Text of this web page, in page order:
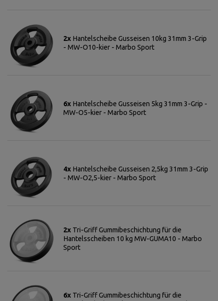
2x Hantelscheibe Gusseisen 10kg 31mm 3-Grip
- MW-O10-kier - Marbo Sport
6x Hantelscheibe Gusseisen 5kg 31mm 3-Grip -
MW-O5-kier - Marbo Sport
4x Hantelscheibe Gusseisen 2,5kg 31mm 3-Grip
- MW-O2,5-kier - Marbo Sport
2x Tri-Griff Gummibeschichtung für die
Hantelsscheiben 10 kg MW-GUMA10 - Marbo
Sport
6x Tri-Griff Gummibeschichtung für die